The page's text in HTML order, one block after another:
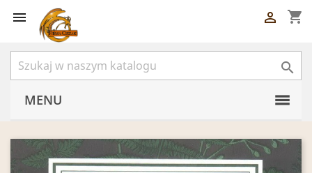
 shopping_cart


MENU